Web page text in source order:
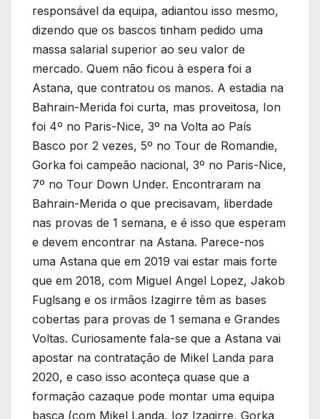
responsável da equipa, adiantou isso mesmo,
dizendo que os bascos tinham pedido uma
massa salarial superior ao seu valor de
mercado. Quem não ficou à espera foi a
Astana, que contratou os manos. A estadia na
Bahrain-Merida foi curta, mas proveitosa, Ion
foi 4º no Paris-Nice, 3º na Volta ao País
Basco por 2 vezes, 5º no Tour de Romandie,
Gorka foi campeão nacional, 3º no Paris-Nice,
7º no Tour Down Under. Encontraram na
Bahrain-Merida o que precisavam, liberdade
nas provas de 1 semana, e é isso que esperam
e devem encontrar na Astana. Parece-nos
uma Astana que em 2019 vai estar mais forte
que em 2018, com Miguel Angel Lopez, Jakob
Fuglsang e os irmãos Izagirre têm as bases
cobertas para provas de 1 semana e Grandes
Voltas. Curiosamente fala-se que a Astana vai
apostar na contratação de Mikel Landa para
2020, e caso isso aconteça quase que a
formação cazaque pode montar uma equipa
basca (com Mikel Landa, Ioz Izagirre, Gorka